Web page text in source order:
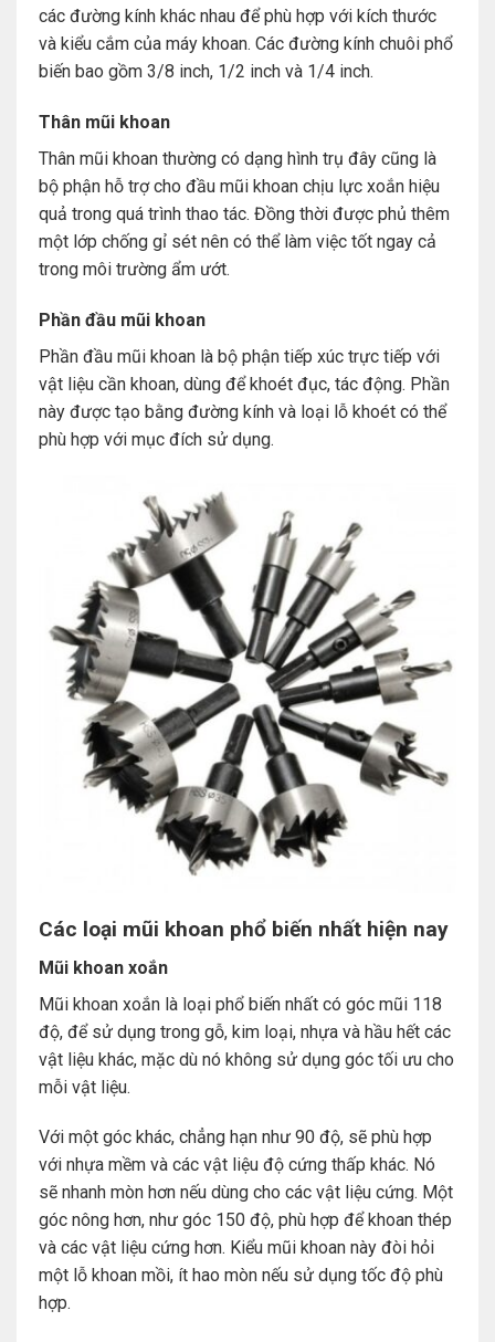
các đường kính khác nhau để phù hợp với kích thước
và kiểu cắm của máy khoan. Các đường kính chuôi phổ
biến bao gồm 3/8 inch, 1/2 inch và 1/4 inch.
Thân mũi khoan
Thân mũi khoan thường có dạng hình trụ đây cũng là
bộ phận hỗ trợ cho đầu mũi khoan chịu lực xoắn hiệu
quả trong quá trình thao tác. Đồng thời được phủ thêm
một lớp chống gỉ sét nên có thể làm việc tốt ngay cả
trong môi trường ẩm ướt.
Phần đầu mũi khoan
Phần đầu mũi khoan là bộ phận tiếp xúc trực tiếp với
vật liệu cần khoan, dùng để khoét đục, tác động. Phần
này được tạo bằng đường kính và loại lỗ khoét có thể
phù hợp với mục đích sử dụng.
Các loại mũi khoan phổ biến nhất hiện nay
Mũi khoan xoắn
Mũi khoan xoắn là loại phổ biến nhất có góc mũi 118
độ, để sử dụng trong gỗ, kim loại, nhựa và hầu hết các
vật liệu khác, mặc dù nó không sử dụng góc tối ưu cho
mỗi vật liệu.
Với một góc khác, chẳng hạn như 90 độ, sẽ phù hợp
với nhựa mềm và các vật liệu độ cứng thấp khác. Nó
sẽ nhanh mòn hơn nếu dùng cho các vật liệu cứng. Một
góc nông hơn, như góc 150 độ, phù hợp để khoan thép
và các vật liệu cứng hơn. Kiểu mũi khoan này đòi hỏi
một lỗ khoan mồi, ít hao mòn nếu sử dụng tốc độ phù
hợp.